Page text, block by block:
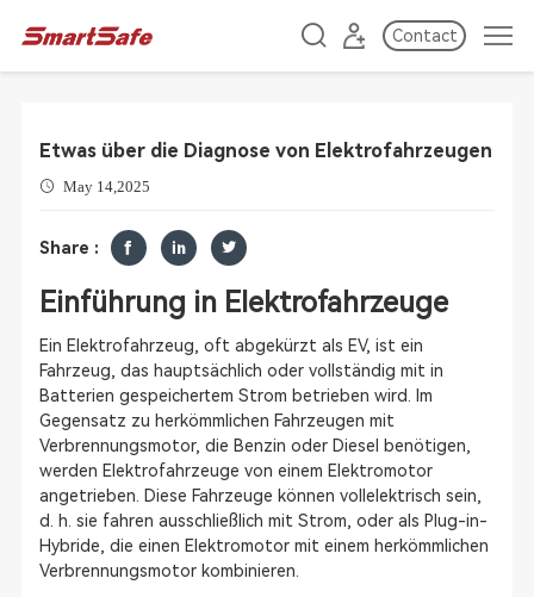
Contact
Etwas über die Diagnose von Elektrofahrzeugen
May 14,2025
Share :
Einführung in Elektrofahrzeuge
Ein Elektrofahrzeug, oft abgekürzt als EV, ist ein
Fahrzeug, das hauptsächlich oder vollständig mit in
Batterien gespeichertem Strom betrieben wird. Im
Gegensatz zu herkömmlichen Fahrzeugen mit
Verbrennungsmotor, die Benzin oder Diesel benötigen,
werden Elektrofahrzeuge von einem Elektromotor
angetrieben. Diese Fahrzeuge können vollelektrisch sein,
d. h. sie fahren ausschließlich mit Strom, oder als Plug-in-
Hybride, die einen Elektromotor mit einem herkömmlichen
Verbrennungsmotor kombinieren.